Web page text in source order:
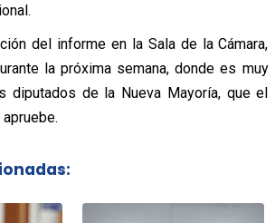
del informe en la Sala de la Cámara,
la próxima semana, donde es muy
diputados de la Nueva Mayoría, que el